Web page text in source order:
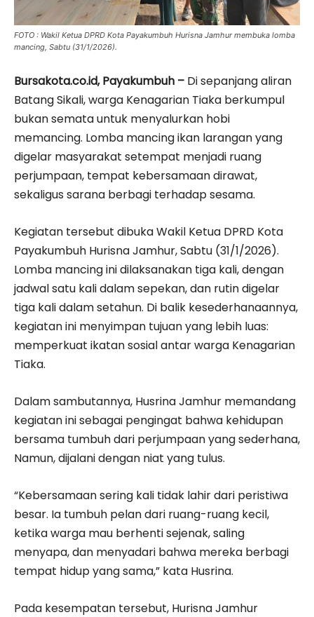
FOTO : Wakil Ketua DPRD Kota Payakumbuh Hurisna Jamhur membuka lomba
mancing, Sabtu (31/1/2026).
Bursakota.co.id, Payakumbuh – Di sepanjang aliran
Batang Sikali, warga Kenagarian Tiaka berkumpul
bukan semata untuk menyalurkan hobi
memancing. Lomba mancing ikan larangan yang
digelar masyarakat setempat menjadi ruang
perjumpaan, tempat kebersamaan dirawat,
sekaligus sarana berbagi terhadap sesama.
Kegiatan tersebut dibuka Wakil Ketua DPRD Kota
Payakumbuh Hurisna Jamhur, Sabtu (31/1/2026).
Lomba mancing ini dilaksanakan tiga kali, dengan
jadwal satu kali dalam sepekan, dan rutin digelar
tiga kali dalam setahun. Di balik kesederhanaannya,
kegiatan ini menyimpan tujuan yang lebih luas:
memperkuat ikatan sosial antar warga Kenagarian
Tiaka.
Dalam sambutannya, Husrina Jamhur memandang
kegiatan ini sebagai pengingat bahwa kehidupan
bersama tumbuh dari perjumpaan yang sederhana,
Namun, dijalani dengan niat yang tulus.
“Kebersamaan sering kali tidak lahir dari peristiwa
besar. Ia tumbuh pelan dari ruang-ruang kecil,
ketika warga mau berhenti sejenak, saling
menyapa, dan menyadari bahwa mereka berbagi
tempat hidup yang sama,” kata Husrina.
Pada kesempatan tersebut, Hurisna Jamhur